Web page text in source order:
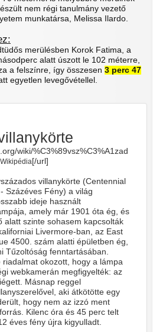
nem régi tanulmány vezető
munkatársa, Melissa Ilardo.
merülésben Korok Fatima, a
alatt úszott le 102 méterre,
a felszínre, így összesen 3 perc 47
egyetlen levegővétellel.
wiki/%C3%89vsz%C3%A1zad
Wikipédia [/url]
villanykörte (Centennial
Százéves Fény) a világ
ideje használt
amely már 1901 óta ég, és
alatt szinte sohasem kapcsolták
Livermore-ban, az East
4500. szám alatti épületben ég,
Tűzoltóság fenntartásában.
okozott, hogy a lámpa
webkamerán megfigyelték: az
Másnap reggel
aki átkötötte egy
hogy nem az izzó ment
Kilenc óra és 45 perc telt
éves fény újra kigyulladt.